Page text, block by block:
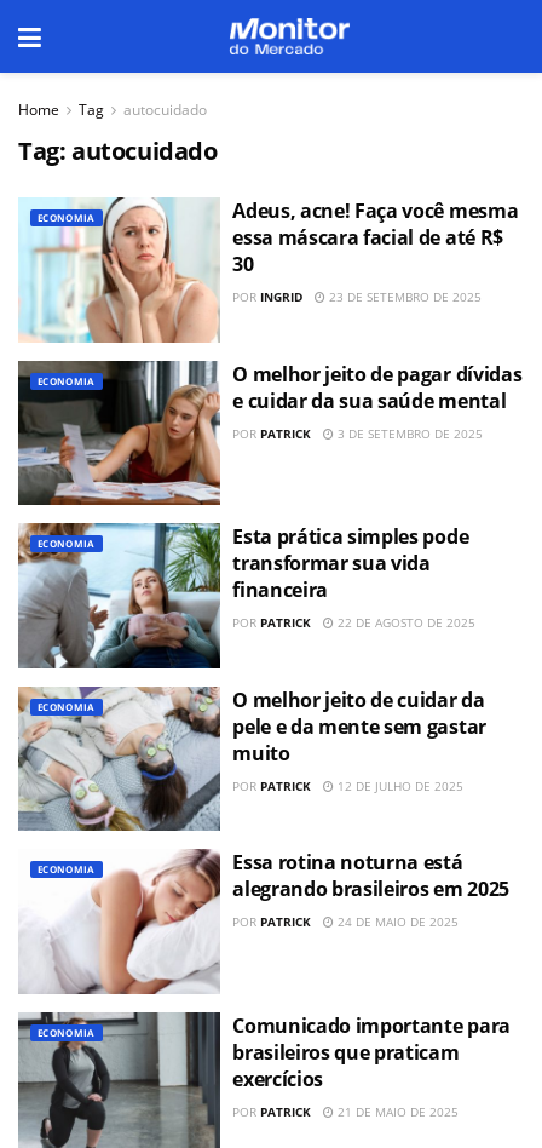
Home Tag autocuidado
Tag:autocuidado
ECONOMIA
Adeus, acne! Faça você mesma
essa máscara facial de até R$
30
POR INGRID 23 DE SETEMBRO DE 2025
ECONOMIA
O melhor jeito de pagar dívidas
e cuidar da sua saúde mental
POR PATRICK 3 DE SETEMBRO DE 2025
ECONOMIA
Esta prática simples pode
transformar sua vida
financeira
POR PATRICK 22 DE AGOSTO DE 2025
ECONOMIA
O melhor jeito de cuidar da
pele e da mente sem gastar
muito
POR PATRICK 12 DE JULHO DE 2025
ECONOMIA
Essa rotina noturna está
alegrando brasileiros em 2025
POR PATRICK 24 DE MAIO DE 2025
ECONOMIA
Comunicado importante para
brasileiros que praticam
exercícios
POR PATRICK 21 DE MAIO DE 2025